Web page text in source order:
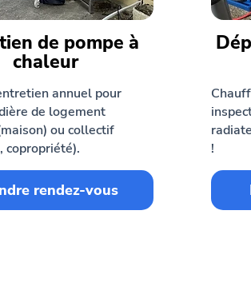
de pompe à
chaleur
annuel pour
de logement
ou collectif
copropriété).
rendez-vous
!